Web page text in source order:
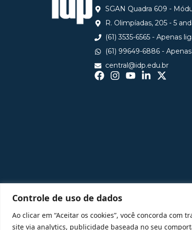
Controle de uso de dados
Ao clicar em “Aceitar os cookies”, você concorda
site via analytics, publicidade baseada no seu
SGAN Quadra 609 -
R. Olimpíadas, 205 - 5
(61) 3535-6565 - Apenas
(61) 99649-6886 -
central@idp.edu.br